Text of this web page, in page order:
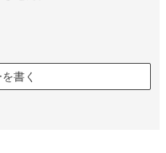
書く